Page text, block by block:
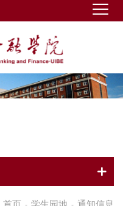
首页 学生园地 通知信息